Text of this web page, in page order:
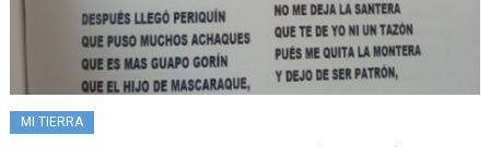
MI TIERRA